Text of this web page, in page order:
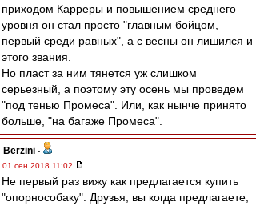
приходом Карреры и повышением среднего
уровня он стал просто "главным бойцом,
первый среди равных", а с весны он лишился и
этого звания.
Но пласт за ним тянется уж слишком
серьезный, а поэтому эту осень мы проведем
"под тенью Промеса". Или, как нынче принято
больше, "на багаже Промеса".
Berzini -
01 сен 2018 11:02
Не первый раз вижу как предлагается купить
"опорнособаку". Друзья, вы когда предлагаете,